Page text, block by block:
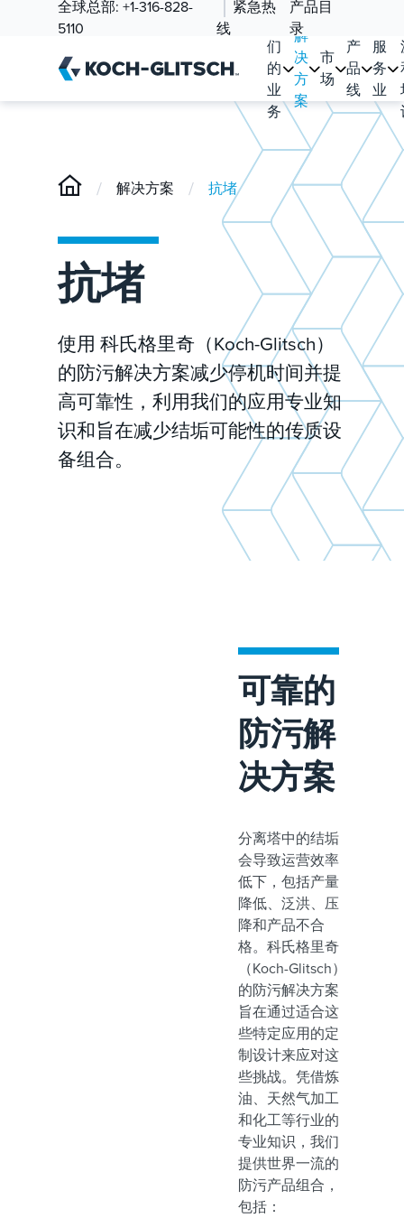
全球总部: +1-316-828-
5110
紧急热
线
产品目
录
们
的
业
务
解
决
方
案
市
场
产
品
线
服
务
业
/ 解决方案 / 抗堵
抗堵
使用 科氏格里奇（Koch-Glitsch）
的防污解决方案减少停机时间并提
高可靠性，利用我们的应用专业知
识和旨在减少结垢可能性的传质设
备组合。
可靠的
防污解
决方案
分离塔中的结垢
会导致运营效率
低下，包括产量
降低、泛洪、压
降和产品不合
格。科氏格里奇
（Koch-Glitsch）
的防污解决方案
旨在通过适合这
些特定应用的定
制设计来应对这
些挑战。凭借炼
油、天然气加工
和化工等行业的
专业知识，我们
提供世界一流的
防污产品组合，
包括：